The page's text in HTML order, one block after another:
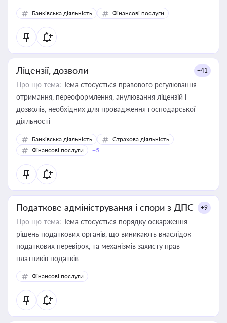
Банківська діяльність Фінансові послуги
Ліцензії, дозволи +41
Про що тема: Тема стосується правового регулювання
отримання, переоформлення, анулювання ліцензій і
дозволів, необхідних для провадження господарської
діяльності
Банківська діяльність
Страхова діяльність
Фінансові послуги
+5
Податкове адміністрування і спори з ДПС +9
Про що тема: Тема стосується порядку оскарження
рішень податкових органів, що виникають внаслідок
податкових перевірок, та механізмів захисту прав
платників податків
Фінансові послуги